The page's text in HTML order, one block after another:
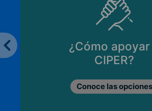
¿Cómo apoyar
CIPER?
Conoce las opciones